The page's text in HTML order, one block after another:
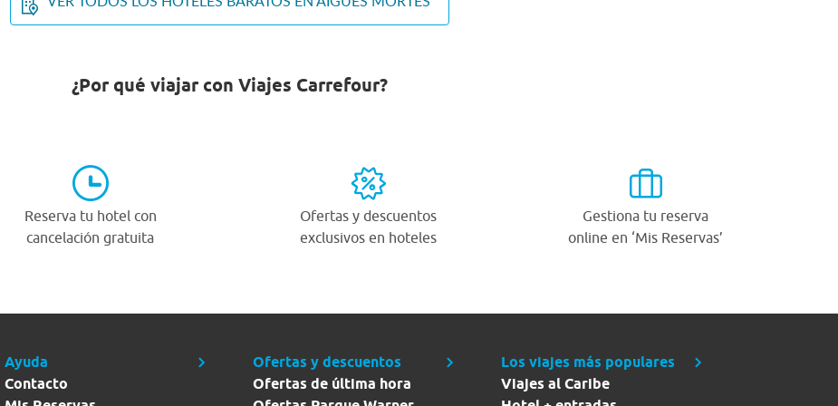
¿Por qué viajar con Viajes Carrefour?
Reserva tu hotel con
cancelación gratuita
Ofertas y descuentos
exclusivos en hoteles
Gestiona tu reserva
online en ‘Mis Reservas’
Ayuda
Contacto
Ofertas y descuentos
Ofertas de última hora
Los viajes más populares
Viajes al Caribe